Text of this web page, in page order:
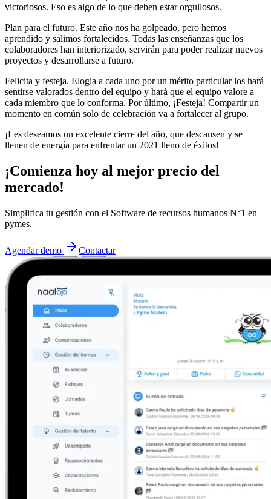
victoriosos. Eso es algo de lo que deben estar orgullosos.
Plan para el futuro. Este año nos ha golpeado, pero hemos
aprendido y salimos fortalecidos. Todas las enseñanzas que los
colaboradores han interiorizado, servirán para poder realizar nuevos
proyectos y desarrollarse a futuro.
Felicita y festeja. Elogia a cada uno por un mérito particular los hará
sentirse valorados dentro del equipo y hará que el equipo valore a
cada miembro que lo conforma. Por último, ¡Festeja! Compartir un
momento en común solo de celebración va a fortalecer al grupo.
¡Les deseamos un excelente cierre del año, que descansen y se
llenen de energía para enfrentar un 2021 lleno de éxitos!
¡Comienza hoy al mejor precio del
mercado!
Simplifica tu gestión con el Software de recursos humanos N°1 en
pymes.
Agendar demo Contactar